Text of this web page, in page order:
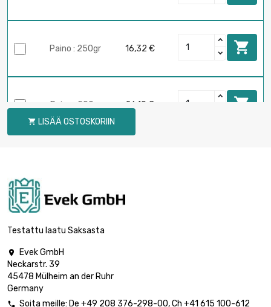
Paino : 250gr 16,32 € 
Paino : 500gr 26,10 € 
Paino : 5000gr
 LISÄÄ OSTOSKORIIN
Testattu laatu Saksasta

Evek GmbH
Neckarstr. 39
45478 Mülheim an der Ruhr
Germany
 Soita meille: De +49 208 376-298-00, Ch +41 615 100-612